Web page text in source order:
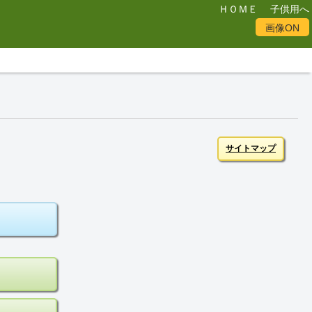
ＨＯＭＥ
子供用へ
画像ON
サイトマップ